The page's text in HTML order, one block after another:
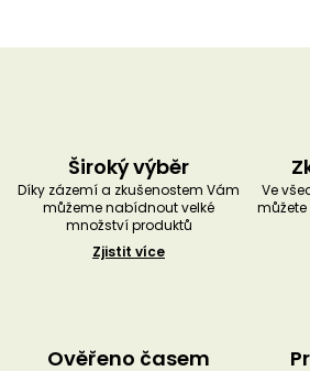
Široký výběr
Díky zázemí a zkušenostem Vám
můžeme nabídnout velké
množství produktů
Zjistit více
Ve
Ověřeno časem